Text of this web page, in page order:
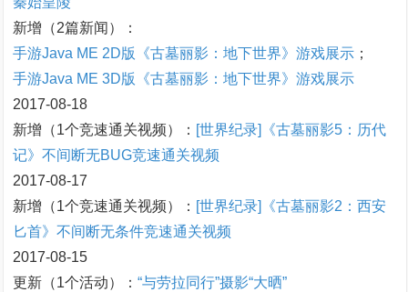
新增（2篇新闻）：
手游Java ME 2D版《古墓丽影：地下世界》游戏展示 ；
手游Java ME 3D版《古墓丽影：地下世界》游戏展示
2017-08-18
新增（1个竞速通关视频）： [世界纪录]《古墓丽影5：历代
记》不间断无BUG竞速通关视频
2017-08-17
新增（1个竞速通关视频）： [世界纪录]《古墓丽影2：西安
匕首》不间断无条件竞速通关视频
2017-08-15
更新（1个活动）： “与劳拉同行”摄影“大晒”